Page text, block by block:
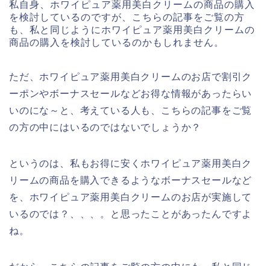
私自身、ホワイピュア薬用美白クリームの商品の購入
を検討しているのですが、こちらの記事をご覧の方
も、私と同じようにホワイピュア薬用美白クリームの
商品の購入を検討しているのかもしれません。
ただ、ホワイピュア薬用美白クリームのお店で割引ク
ーポンやボーナスセールなどお得な情報があったらい
いのにな～と、考えている人も、こちらの記事をご覧
の方の中にはいるのではないでしょうか？
というのは、私もお得に安くホワイピュア薬用美白ク
リームの商品を購入できるようなボーナスセールなど
を、ホワイピュア薬用美白クリームのお店が実施して
いるのでは？、、、。と思ったことがあったんですよ
ね。